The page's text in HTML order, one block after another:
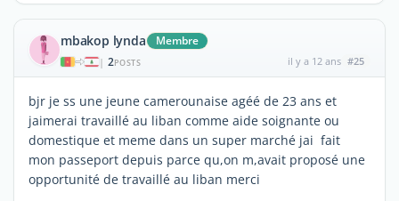
mbakop lynda Membre
| 2POSTS il y a 12 ans #25
bjr je ss une jeune camerounaise agéé de 23 ans et
jaimerai travaillé au liban comme aide soignante ou
domestique et meme dans un super marché jai fait
mon passeport depuis parce qu,on m,avait proposé une
opportunité de travaillé au liban merci